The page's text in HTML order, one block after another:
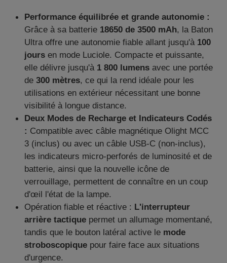
Performance équilibrée et grande autonomie :
Grâce à sa batterie 18650 de 3500 mAh, la Baton
Ultra offre une autonomie fiable allant jusqu'à 100
jours en mode Luciole. Compacte et puissante,
elle délivre jusqu'à 1 800 lumens avec une portée
de 300 mètres, ce qui la rend idéale pour les
utilisations en extérieur nécessitant une bonne
visibilité à longue distance.
Deux Modes de Recharge et Indicateurs Codés
: Compatible avec câble magnétique Olight MCC
3 (inclus) ou avec un câble USB-C (non-inclus),
les indicateurs micro-perforés de luminosité et de
batterie, ainsi que la nouvelle icône de
verrouillage, permettent de connaître en un coup
d'œil l'état de la lampe.
Opération fiable et réactive : L'interrupteur
arrière tactique permet un allumage momentané,
tandis que le bouton latéral active le mode
stroboscopique pour faire face aux situations
d'urgence.